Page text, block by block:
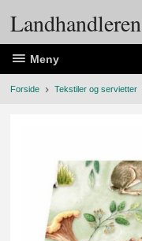
Landhandleren
Meny
Forside Tekstiler og servietter